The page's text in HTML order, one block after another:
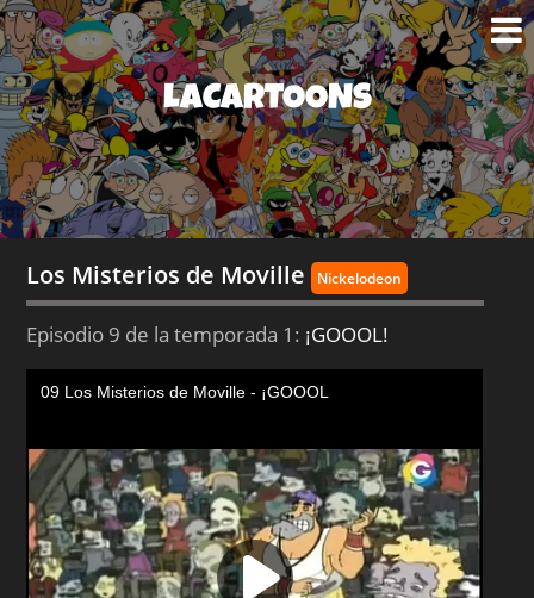
LACARTOONS
Los Misterios de Moville Nickelodeon
Episodio 9 de la temporada 1: ¡GOOOL!